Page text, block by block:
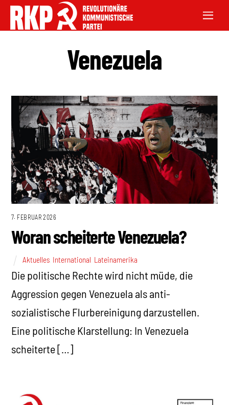
Venezuela
7. FEBRUAR 2026
Woran scheiterte Venezuela?
Aktuelles International Lateinamerika
Die politische Rechte wird nicht müde, die
Aggression gegen Venezuela als anti-
sozialistische Flurbereinigung darzustellen.
Eine politische Klarstellung: In Venezuela
scheiterte […]